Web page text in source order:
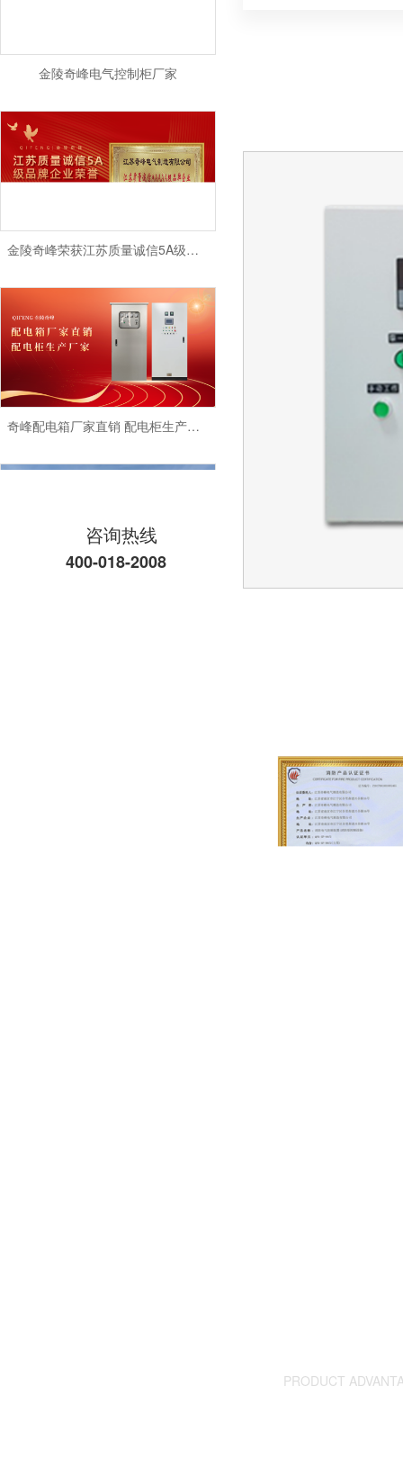
PRODUCT
金陵奇峰电气控制柜厂家
金陵奇峰荣获江苏质量诚信5A级品牌企业荣誉
奇峰配电箱厂家直销 配电柜生产厂家
咨询热线
400-018-2008